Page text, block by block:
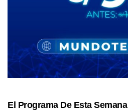
El Programa De Esta Semana